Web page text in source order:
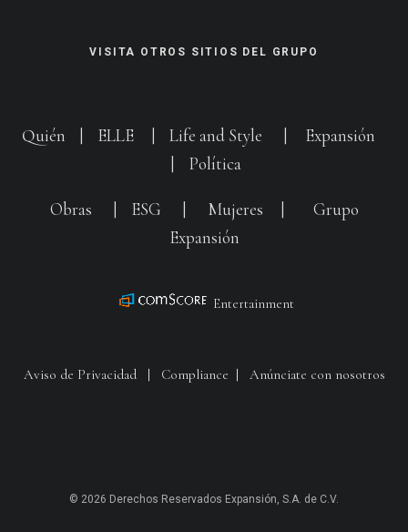
VISITA OTROS SITIOS DEL GRUPO
Quién | ELLE | Life and Style | Expansión
| Política
Obras | ESG | Mujeres | Grupo
Expansión
Entertainment
Aviso de Privacidad | Compliance | Anúnciate con nosotros
© 2026 Derechos Reservados Expansión, S.A. de C.V.